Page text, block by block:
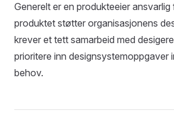
Generelt er en produkteeier ansvarlig
produktet støtter organisasjonens
krever et tett samarbeid med
prioritere inn designsystemoppgaver
behov.